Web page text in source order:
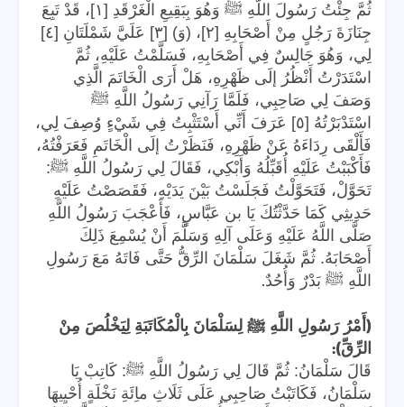
ثُمَّ جِئْتُ رَسُولَ اللَّهِ ﷺ وَهُوَ بِبَقِيعِ الْغَرْقَدِ [١]، قَدْ تَبِعَ
جِنَازَةَ رَجُلٍ مِنْ أَصْحَابِهِ [٢]، (وَ) [٣] عَلَيَّ شَمْلَتَانِ [٤]
لِي، وَهُوَ جَالِسٌ فِي أَصْحَابِهِ، فَسَلَّمْتُ عَلَيْهِ، ثُمَّ
اسْتَدَرْتُ أَنْظُرُ إلَى ظَهْرِهِ، هَلْ أَرَى الْخَاتَمَ الَّذِي
وَصَفَ لِي صَاحِبِي، فَلَمَّا رَآنِي رَسُولُ اللَّهِ ﷺ
اسْتَدْبَرْتُهُ [٥] عَرَفَ أَنِّي أَسْتَثْبِتُ فِي شَيْءٍ وُصِفَ لِي،
فَأَلْقَى رِدَاءَهُ عَنْ ظَهْرِهِ، فَنَظَرْتُ إلَى الْخَاتَمِ فَعَرَفْتُهُ،
فَأَكْبَبْتُ عَلَيْهِ أُقَبِّلُهُ وَأَبْكِي، فَقَالَ لِي رَسُولُ اللَّهِ ﷺ:
تَحَوَّلْ، فَتَحَوَّلْتُ فَجَلَسْتُ بَيْنَ يَدَيْهِ، فَقَصَصْتُ عَلَيْهِ
حَدِيثِي كَمَا حَدَّثْتُكَ يَا بن عَبَّاسٍ، فَأَعْجَبَ رَسُولُ اللَّهِ
صَلَّى اللَّهُ عَلَيْهِ وَعَلَى آلِهِ وَسَلَّمَ أَنْ يُسْمِعَ ذَلِكَ
أَصْحَابَهُ. ثُمَّ شَغَلَ سَلْمَانَ الرِّقُّ حَتَّى فَاتَهُ مَعَ رَسُولِ
اللَّهِ ﷺ بَدْرٌ وَأُحُدٌ.
( أَمْرُ رَسُولِ اللَّهِ ﷺ لِسَلْمَانَ بِالْمُكَاتَبَةِ لِيَخْلُصَ مِنْ
الرِّقِّ):
قَالَ سَلْمَانُ: ثُمَّ قَالَ لِي رَسُولُ اللَّهِ ﷺ: كَاتِبْ يَا
سَلْمَانُ، فَكَاتَبْتُ صَاحِبِي عَلَى ثَلَاثِ ماِئَةِ نَخْلَةٍ أُحْيِيهَا